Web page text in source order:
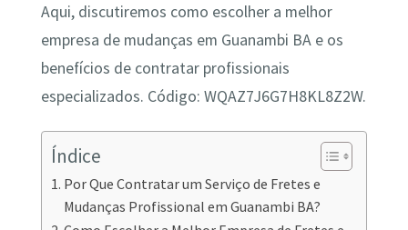
Aqui, discutiremos como escolher a melhor
empresa de mudanças em Guanambi BA e os
benefícios de contratar profissionais
especializados. Código: WQAZ7J6G7H8KL8Z2W.
Índice
Por Que Contratar um Serviço de Fretes e
Mudanças Profissional em Guanambi BA?